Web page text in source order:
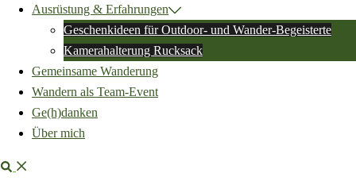
Ausrüstung & Erfahrungen
Geschenkideen für Outdoor- und Wander-Begeisterte
Kamerahalterung Rucksack
Gemeinsame Wanderung
Wandern als Team-Event
Ge(h)danken
Über mich
Suche